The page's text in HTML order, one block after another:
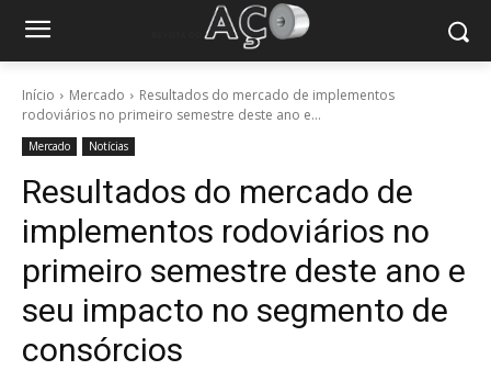
Início Mercado
Resultados do mercado de implementos
rodoviários no primeiro semestre deste ano e...
Mercado Notícias
Resultados do mercado de
implementos rodoviários no
primeiro semestre deste ano e
seu impacto no segmento de
consórcios